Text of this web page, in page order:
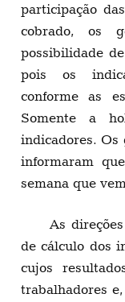
participação
cobrado, os
possibilidade
pois os
conforme as
Somente a
indicadores. Os
informaram
semana que
As
de cálculo dos
cujos
trabalhadores